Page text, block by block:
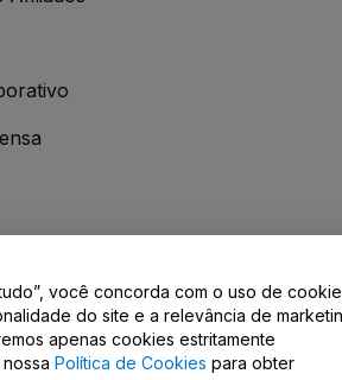
/ Fale Conosco
você concorda com o uso de
do site e a relevância de
apenas cookies estritamente
Política de Cookies para obter